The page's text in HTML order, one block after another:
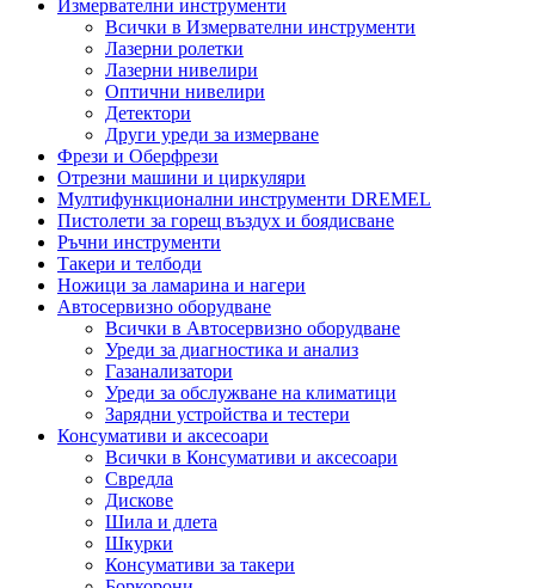
Измервателни инструменти
Всички в Измервателни инструменти
Лазерни ролетки
Лазерни нивелири
Оптични нивелири
Детектори
Други уреди за измерване
Фрези и Оберфрези
Отрезни машини и циркуляри
Мултифункционални инструменти DREMEL
Пистолети за горещ въздух и боядисване
Ръчни инструменти
Такери и телбоди
Ножици за ламарина и нагери
Автосервизно оборудване
Всички в Автосервизно оборудване
Уреди за диагностика и анализ
Газанализатори
Уреди за обслужване на климатици
Зарядни устройства и тестери
Консумативи и аксесоари
Всички в Консумативи и аксесоари
Свредла
Дискове
Шила и длета
Шкурки
Консумативи за такери